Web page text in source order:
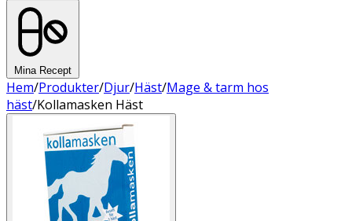
Mina Recept
Hem/Produkter/Djur/Häst/Mage & tarm hos
häst/Kollamasken Häst